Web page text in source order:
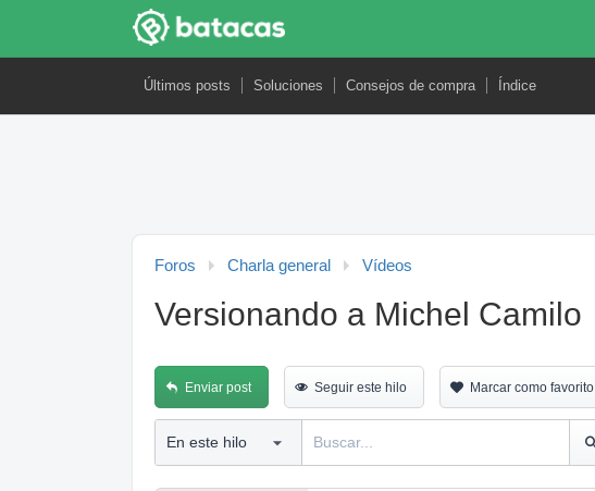
Últimos posts Soluciones Consejos de compra Índice
Foros Charla general Vídeos
Versionando a Michel Camilo
Enviar post Seguir este hilo Marcar como favorito